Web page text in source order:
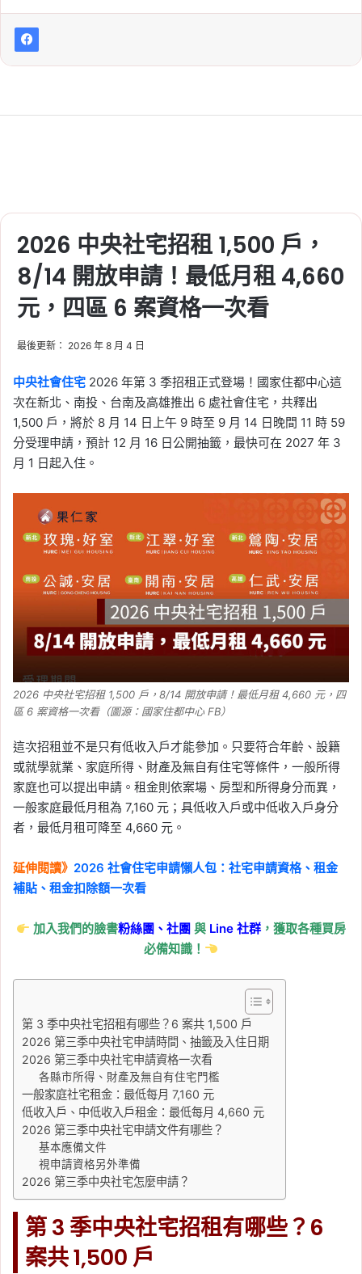
PTT 評價一次看
平面圖、建案特色、
哪？建設公司、完工
時間、實價登錄、
PTT 與 Mobile01 討
論一次看
2026 中央社宅招租 1,500 戶，
8/14 開放申請！最低月租 4,660
元，四區 6 案資格一次看
最後更新： 2026 年 8 月 4 日
中央社會住宅 2026 年第 3 季招租正式登場！國家住都中心這
次在新北、南投、台南及高雄推出 6 處社會住宅，共釋出
1,500 戶，將於 8 月 14 日上午 9 時至 9 月 14 日晚間 11 時 59
分受理申請，預計 12 月 16 日公開抽籤，最快可在 2027 年 3
月 1 日起入住。
2026 中央社宅招租 1,500 戶，8/14 開放申請！最低月租 4,660 元，四
區 6 案資格一次看（圖源：國家住都中心 FB）
這次招租並不是只有低收入戶才能參加。只要符合年齡、設籍
或就學就業、家庭所得、財產及無自有住宅等條件，一般所得
家庭也可以提出申請。租金則依案場、房型和所得身分而異，
一般家庭最低月租為 7,160 元；具低收入戶或中低收入戶身分
者，最低月租可降至 4,660 元。
延伸閱讀》 2026 社會住宅申請懶人包：社宅申請資格、租金
補貼、租金扣除額一次看
加入我們的臉書粉絲團、社團與 Line社群 ，獲取各種買房
必備知識！
第 3 季中央社宅招租有哪些？6 案共 1,500 戶
2026 第三季中央社宅申請時間、抽籤及入住日期
2026 第三季中央社宅申請資格一次看
各縣市所得、財產及無自有住宅門檻
一般家庭社宅租金：最低每月 7,160 元
低收入戶、中低收入戶租金：最低每月 4,660 元
2026 第三季中央社宅申請文件有哪些？
基本應備文件
視申請資格另外準備
2026 第三季中央社宅怎麼申請？
第 3 季中央社宅招租有哪些？6
案共 1,500 戶